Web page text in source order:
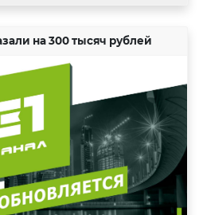
на 300 тысяч рублей